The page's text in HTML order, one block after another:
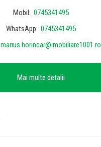
Mobil: 0745341495
WhatsApp: 0745341495
marius.horincar@imobiliare1001.ro
Mai multe detalii